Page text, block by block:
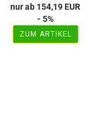
nur ab 154,19 EUR
- 5%
ZUM ARTIKEL